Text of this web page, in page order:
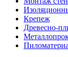
Крепеж
Древесно-